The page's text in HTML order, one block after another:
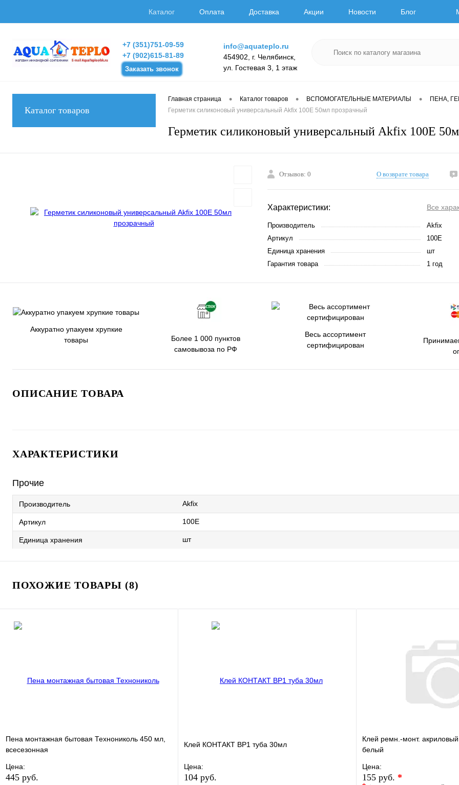
Каталог Оплата Доставка Акции Новости Блог
+7 (351)751-09-59
+7 (902)615-81-89
Заказать звонок
info@aquateplo.ru
454902, г. Челябинск,
ул. Гостевая 3, 1 этаж
Каталог товаров
Главная страница • Каталог товаров • ВСПОМОГАТЕЛЬНЫЕ МАТЕРИАЛЫ • ПЕНА,
Герметик силиконовый универсальный Akfix 100E 50мл прозрачный
Герметик силиконовый универсальный Akfix 100E
Отзывов: 0 О возврате товара
Характеристики: Все
Производитель
Akfix
Артикул
100Е
Единица хранения
шт
Гарантия товара
1 год
Аккуратно упакуем хрупкие
товары
Более 1 000 пунктов
самовывоза по РФ
Весь ассортимент
сертифицирован
ОПИСАНИЕ ТОВАРА
ХАРАКТЕРИСТИКИ
Прочие
Производитель Akfix
Артикул 100Е
Единица хранения шт
ПОХОЖИЕ ТОВАРЫ (8)
Пена монтажная бытовая Технониколь 450 мл,
всесезонная
Цена:
445 руб.
Клей КОНТАКТ ВР1 туба 30мл
Цена:
104 руб.
Клей ремн.-монт.
белый
Цена:
155 руб. *